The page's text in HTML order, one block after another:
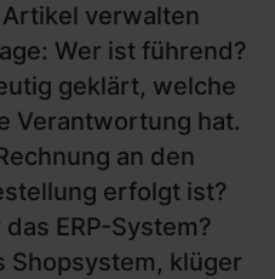
verwalten
Wer ist führend?
geklärt, welche
Verantwortung hat.
an den
erfolgt ist?
ERP-System?
Shopsystem, klüger